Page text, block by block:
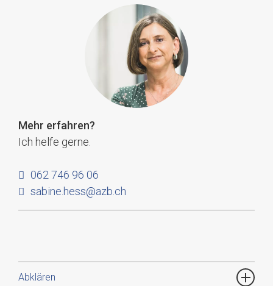
Mehr erfahren?
Ich helfe gerne.
062 746 96 06
sabine.hess@azb.ch
Abklären